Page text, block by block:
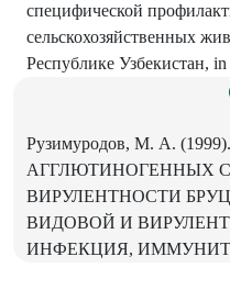
специфической
сельскохозяйственных
Республике Узбекистан,
Рузимуродов, М. А.
АГГЛЮТИНОГЕННЫХ
ВИРУЛЕНТНОСТИ
ВИДОВОЙ И
ИНФЕКЦИЯ,